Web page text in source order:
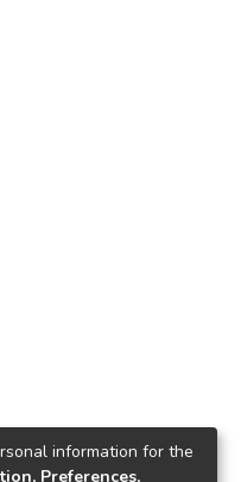
information for the
Preferences,